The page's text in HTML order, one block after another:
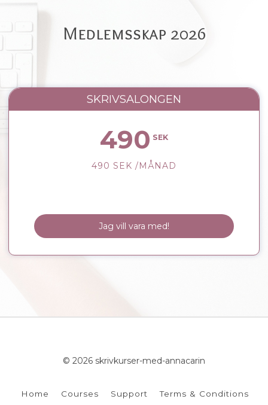
Medlemsskap 2026
SKRIVSALONGEN
490 SEK
490 SEK /MÅNAD
Jag vill vara med!
© 2026 skrivkurser-med-annacarin
Home Courses Support Terms & Conditions